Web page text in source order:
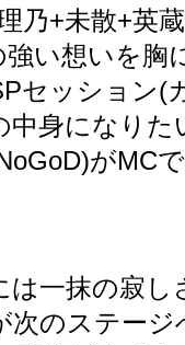
乃+未散+英蔵
い想いを胸
セッション(
中身になりた
がMC
一抹の寂し
次のステー